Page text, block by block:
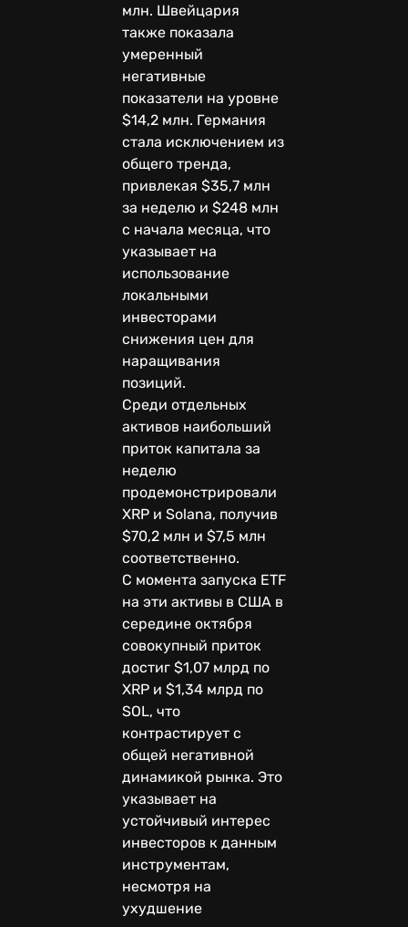
млн. Швейцария
также показала
умеренный
негативные
показатели на уровне
$14,2 млн. Германия
стала исключением из
общего тренда,
привлекая $35,7 млн
за неделю и $248 млн
с начала месяца, что
указывает на
использование
локальными
инвесторами
снижения цен для
наращивания
позиций.
Среди отдельных
активов наибольший
приток капитала за
неделю
продемонстрировали
XRP и Solana, получив
$70,2 млн и $7,5 млн
соответственно.
С момента запуска ETF
на эти активы в США в
середине октября
совокупный приток
достиг $1,07 млрд по
XRP и $1,34 млрд по
SOL, что
контрастирует с
общей негативной
динамикой рынка. Это
указывает на
устойчивый интерес
инвесторов к данным
инструментам,
несмотря на
ухудшение